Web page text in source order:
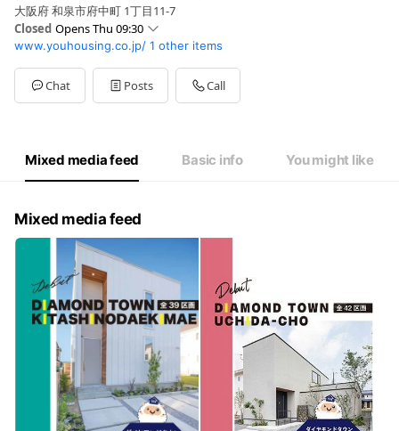
大阪府 和泉市府中町 1丁目11-7
Closed Opens Thu 09:30
Sun09:30 - 20:00
Mon09:30 - 20:00
Tue09:30 - 20:00
WedClosed
09:30 - 20:00
www.youhousing.co.jp/ 1 other items
Chat Posts Call
Mixed media feed Basic info You might like
Mixed media feed